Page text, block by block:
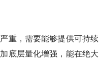
重，需要能够提供可持续
底层量化增强，能在绝大